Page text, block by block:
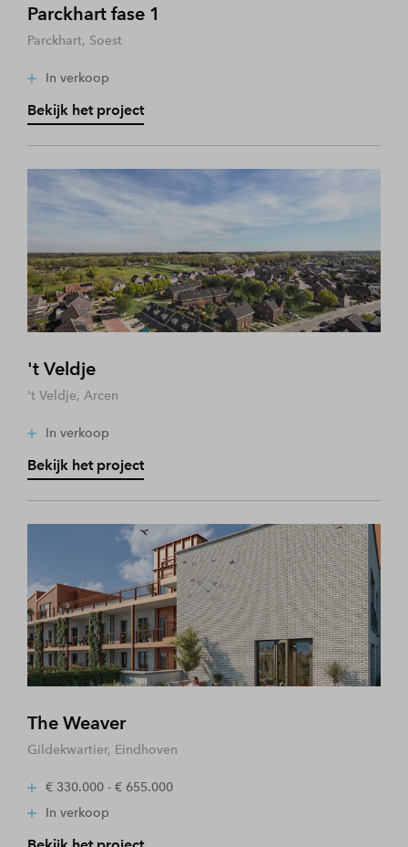
Parckhart fase 1
Parckhart, Soest
In verkoop
Bekijk het project
't Veldje
't Veldje, Arcen
In verkoop
Bekijk het project
The Weaver
Gildekwartier, Eindhoven
€ 330.000 - € 655.000
In verkoop